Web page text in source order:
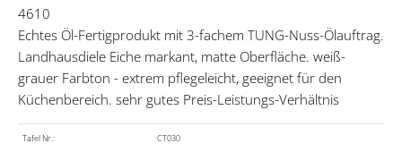
4610
Echtes Öl-Fertigprodukt mit 3-fachem TUNG-Nuss-Ölauftrag.
Landhausdiele Eiche markant, matte Oberfläche. weiß-
grauer Farbton - extrem pflegeleicht, geeignet für den
Küchenbereich. sehr gutes Preis-Leistungs-Verhältnis
Tafel Nr.: CT030